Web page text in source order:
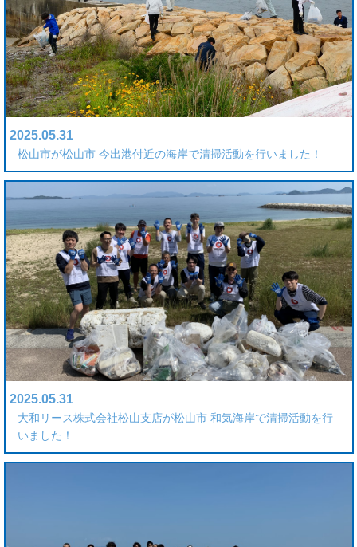
2025.05.31
松山市が松山市 今出港付近の海岸で清掃活動を行いました！
2025.05.31
大和リース株式会社松山支店が松山市 和気海岸で清掃活動を行
いました！